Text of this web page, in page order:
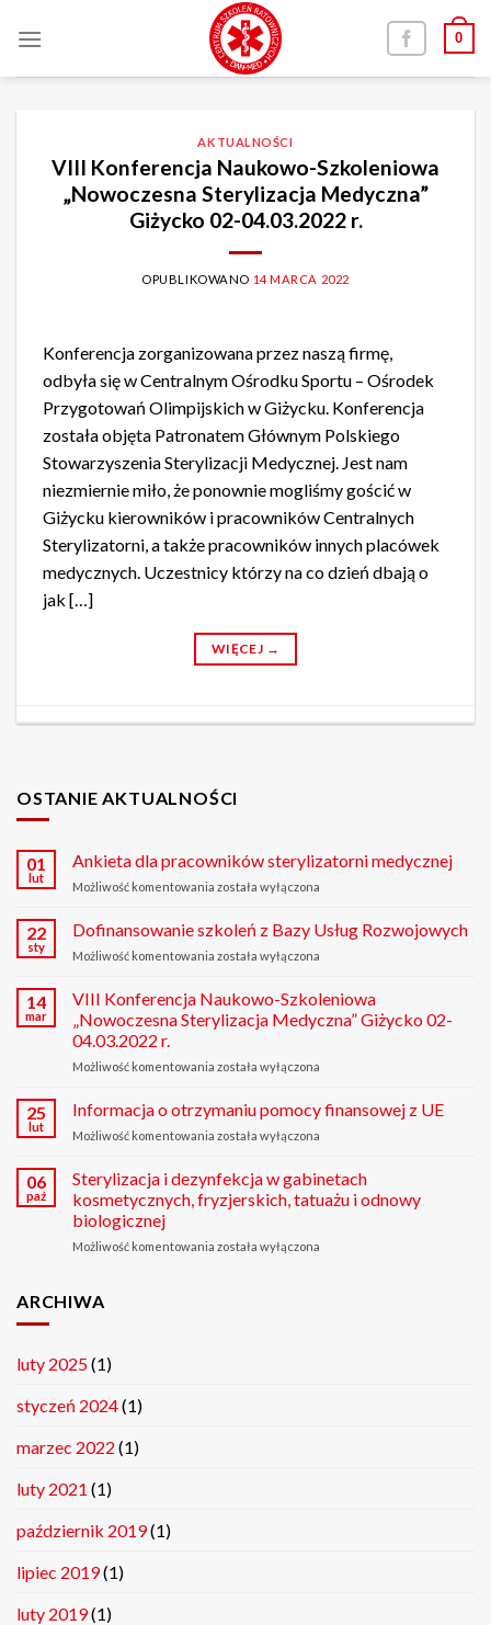
0
OSTANIE AKTUALNOŚCI
01
lut
Ankieta dla pracowników sterylizatorni medycznej
Możliwość komentowania Ankieta
pracowników
medycznej
została wyłączona
22
sty
Dofinansowanie szkoleń z Bazy Usług Rozwojowych
Możliwość komentowania Dofinansowanie
Bazy
Usług
została wyłączona
14
mar
VIII Konferencja Naukowo-Szkoleniowa
„Nowoczesna Sterylizacja Medyczna” Giżycko 02-
04.03.2022 r.
Możliwość komentowania VIII
Naukowo-
Szkoleniowa
„Nowoczesna
Medyczna”
Giżycko
r.
została wyłączona
25
lut
Informacja o otrzymaniu pomocy finansowej z UE
Możliwość komentowania Informacja
otrzymaniu
pomocy
finansowej
UE
została wyłączona
06
paź
Sterylizacja i dezynfekcja w gabinetach
kosmetycznych, fryzjerskich, tatuażu i odnowy
biologicznej
Możliwość komentowania Sterylizacja
została wyłączona
ARCHIWA
luty 2025(1)
styczeń 2024(1)
marzec 2022 (1)
luty 2021 (1)
październik 2019(1)
lipiec 2019(1)
luty 2019(1)
AKTUALNOŚCI
VIII Konferencja Naukowo-Szkoleniowa
„Nowoczesna Sterylizacja Medyczna”
Giżycko 02-04.03.2022 r.
OPUBLIKOWANO 14 MARCA 2022
Konferencja zorganizowana przez naszą firmę,
odbyła się w Centralnym Ośrodku Sportu – Ośrodek
Przygotowań Olimpijskich w Giżycku. Konferencja
została objęta Patronatem Głównym Polskiego
Stowarzyszenia Sterylizacji Medycznej. Jest nam
niezmiernie miło, że ponownie mogliśmy gościć w
Giżycku kierowników i pracowników Centralnych
Sterylizatorni, a także pracowników innych placówek
medycznych. Uczestnicy którzy na co dzień dbają o
jak […]
WIĘCEJ →